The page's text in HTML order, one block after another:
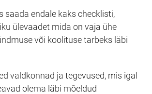
saada endale kaks checklisti,
ülevaadet mida on vaja ühe
või koolituse tarbeks läbi
valdkonnad ja tegevused, mis igal
olema läbi mõeldud